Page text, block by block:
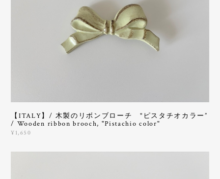
【ITALY】/ 木製のリボンブローチ "ピスタチオカラー”
/ Wooden ribbon brooch, "Pistachio color"
¥1,650